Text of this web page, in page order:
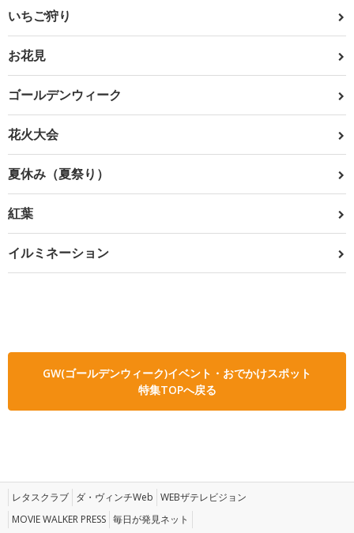
いちご狩り
お花見
ゴールデンウィーク
花火大会
夏休み（夏祭り）
紅葉
イルミネーション
GW(ゴールデンウィーク)イベント・おでかけスポット
特集TOPへ戻る
レタスクラブ ダ・ヴィンチWeb WEBザテレビジョン
MOVIE WALKER PRESS 毎日が発見ネット